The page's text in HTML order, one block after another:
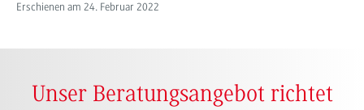
Erschienen am 24. Februar 2022
Unser Beratungsangebot richtet